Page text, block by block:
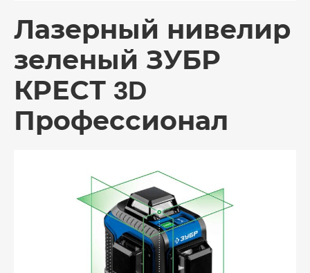
Лазерный нивелир
зеленый ЗУБР
КРЕСТ 3D
Профессионал